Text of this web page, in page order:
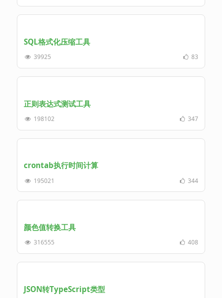
SQL格式化压缩工具
39925 83
正则表达式测试工具
198102 347
crontab执行时间计算
195021 344
颜色值转换工具
316555 408
JSON转TypeScript类型